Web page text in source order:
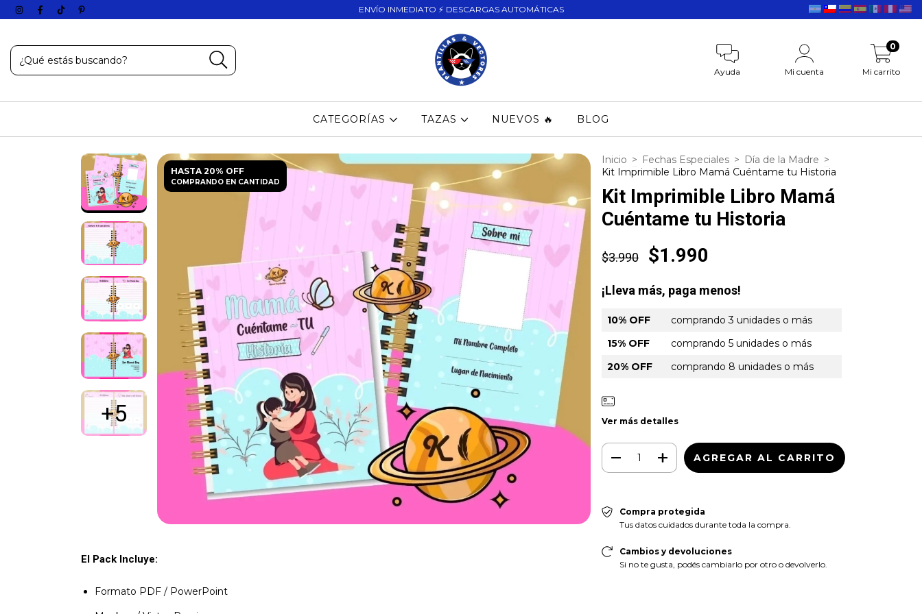
ENVÍO INMEDIATO ⚡ DESCARGAS AUTOMÁTICAS
Ayuda Mi cuenta Mi carrito
0
CATEGORÍAS TAZAS NUEVOS 🔥 BLOG
+5
HASTA 20% OFF
COMPRANDO EN CANTIDAD
El Pack Incluye:
Formato PDF / PowerPoint
Inicio > Fechas Especiales > Día de la Madre >
Kit Imprimible Libro Mamá Cuéntame tu Historia
Kit Imprimible Libro Mamá
Cuéntame tu Historia
$3.990 $1.990
¡Lleva más, paga menos!
10% OFF
comprando 3 unidades o más
15% OFF
comprando 5 unidades o más
20% OFF
comprando 8 unidades o más
Ver más detalles
Compra protegida
Tus datos cuidados durante toda la compra.
Cambios y devoluciones
Si no te gusta, podés cambiarlo por otro o devolverlo.